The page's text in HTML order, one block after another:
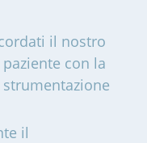
il nostro
con la
strumentazione
il